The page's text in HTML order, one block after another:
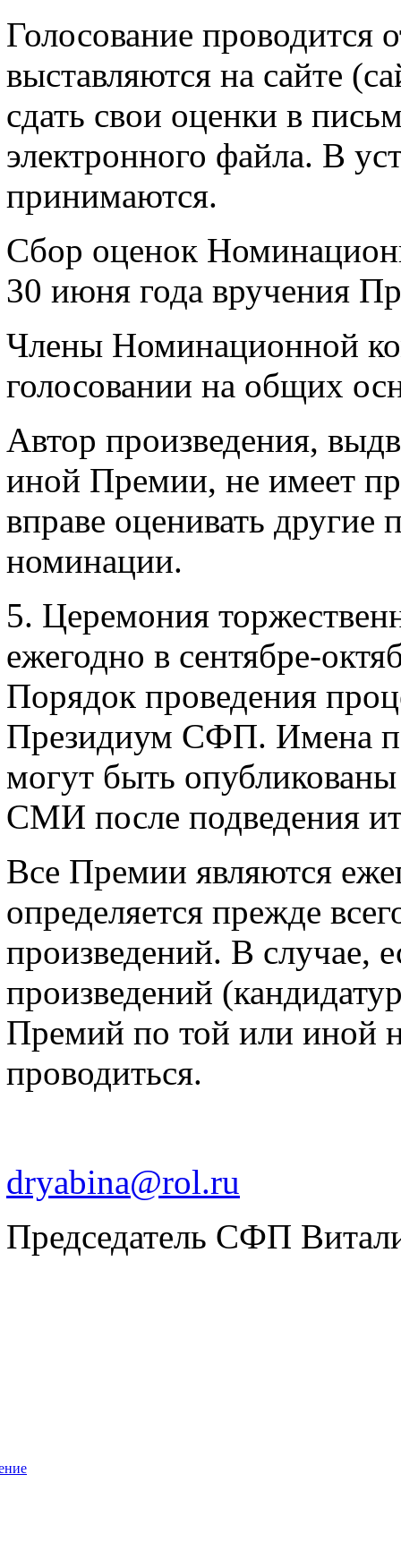
Голосование проводится
выставляются на сайте
сдать свои оценки в
электронного файла. В
принимаются.
Сбор оценок
30 июня года вручения
Члены Номинационной
голосовании на общих
Автор произведения,
иной Премии, не имеет
вправе оценивать другие
номинации.
5. Церемония
ежегодно в сентябре-
Порядок проведения
Президиум СФП. Имена
могут быть
СМИ после подведения
Все Премии являются
определяется прежде
произведений. В случае,
произведений
Премий по той или иной
проводиться.
dryabina@rol.ru
Председатель СФП